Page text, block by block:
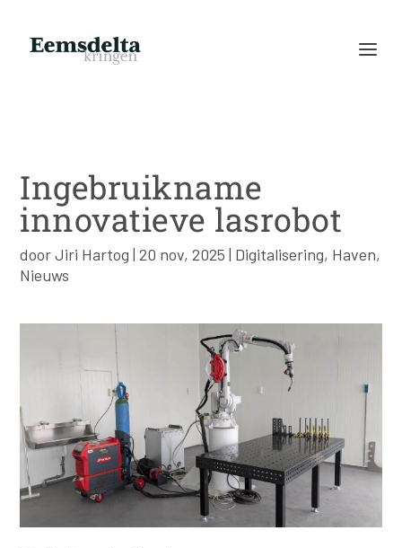
Ingebruikname
innovatieve lasrobot
doorJiri Hartog |20 nov, 2025 | Digitalisering, Haven,
Nieuws